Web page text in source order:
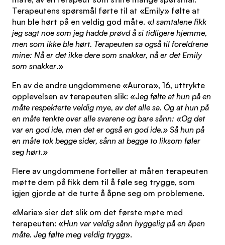
Terapeutens spørsmål førte til at «Emily» følte at
hun ble hørt på en veldig god måte. «I samtalene fikk
jeg sagt noe som jeg hadde prøvd å si tidligere hjemme,
men som ikke ble hørt. Terapeuten sa også til foreldrene
mine: Nå er det ikke dere som snakker, nå er det Emily
som snakker.»
En av de andre ungdommene «Aurora», 16, uttrykte
opplevelsen av terapeuten slik: «Jeg følte at hun på en
måte respekterte veldig mye, av det alle sa. Og at hun på
en måte tenkte over alle svarene og bare sånn: «Og det
var en god ide, men det er også en god ide.» Så hun på
en måte tok begge sider, sånn at begge to liksom føler
seg hørt.»
Flere av ungdommene forteller at måten terapeuten
møtte dem på fikk dem til å føle seg trygge, som
igjen gjorde at de turte å åpne seg om problemene.
«Maria» sier det slik om det første møte med
terapeuten: «Hun var veldig sånn hyggelig på en åpen
måte. Jeg følte meg veldig trygg».